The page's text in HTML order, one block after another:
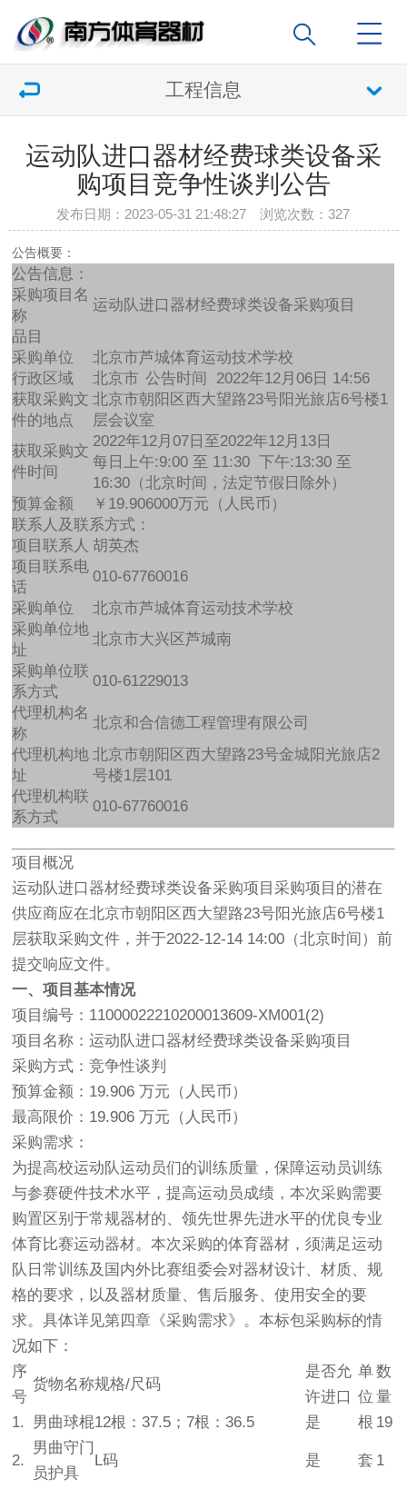
工程信息
运动队进口器材经费球类设备采
购项目竞争性谈判公告
发布日期：2023-05-31 21:48:27 浏览次数：327
公告概要：
公告信息：
采购项目名
称
运动队进口器材经费球类设备采购项目
品目
采购单位
北京市芦城体育运动技术学校
行政区域
北京市 公告时间
2022年12月06日 14:56
获取采购文
件的地点
北京市朝阳区西大望路23号阳光旅店6号楼1
层会议室
获取采购文
件时间
2022年12月07日至2022年12月13日
每日上午:9:00 至 11:30 下午:13:30 至
16:30（北京时间，法定节假日除外）
预算金额
￥19.906000万元（人民币）
联系人及联系方式：
项目联系人 胡英杰
项目联系电
话
010-67760016
采购单位
北京市芦城体育运动技术学校
采购单位地
址
北京市大兴区芦城南
采购单位联
系方式
010-61229013
代理机构名
称
北京和合信德工程管理有限公司
代理机构地
址
北京市朝阳区西大望路23号金城阳光旅店2
号楼1层101
代理机构联
系方式
010-67760016
项目概况
运动队进口器材经费球类设备采购项目采购项目的潜在
供应商应在北京市朝阳区西大望路23号阳光旅店6号楼1
层获取采购文件，并于2022-12-14 14:00（北京时间）前
提交响应文件。
一、项目基本情况
项目编号：11000022210200013609-XM001(2)
项目名称：运动队进口器材经费球类设备采购项目
采购方式：竞争性谈判
预算金额：19.906 万元（人民币）
最高限价：19.906 万元（人民币）
采购需求：
为提高校运动队运动员们的训练质量，保障运动员训练
与参赛硬件技术水平，提高运动员成绩，本次采购需要
购置区别于常规器材的、领先世界先进水平的优良专业
体育比赛运动器材。本次采购的体育器材，须满足运动
队日常训练及国内外比赛组委会对器材设计、材质、规
格的要求，以及器材质量、售后服务、使用安全的要
求。具体详见第四章《采购需求》。本标包采购标的情
况如下：
序
号
货物名称规格/尺码
是否允
许进口
单
位
数
量
1. 男曲球棍12根：37.5 ； 7根：36.5 是 根 19
2.
男曲守门
员护具
L码 是 套 1